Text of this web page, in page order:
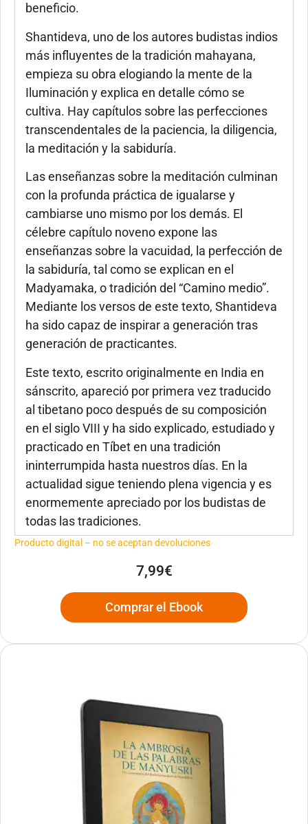
beneficio.
Shantideva, uno de los autores budistas indios
más influyentes de la tradición mahayana,
empieza su obra elogiando la mente de la
Iluminación y explica en detalle cómo se
cultiva. Hay capítulos sobre las perfecciones
transcendentales de la paciencia, la diligencia,
la meditación y la sabiduría.
Las enseñanzas sobre la meditación culminan
con la profunda práctica de igualarse y
cambiarse uno mismo por los demás. El
célebre capítulo noveno expone las
enseñanzas sobre la vacuidad, la perfección de
la sabiduría, tal como se explican en el
Madyamaka, o tradición del “Camino medio”.
Mediante los versos de este texto, Shantideva
ha sido capaz de inspirar a generación tras
generación de practicantes.
Este texto, escrito originalmente en India en
sánscrito, apareció por primera vez traducido
al tibetano poco después de su composición
en el siglo VIII y ha sido explicado, estudiado y
practicado en Tíbet en una tradición
ininterrumpida hasta nuestros días. En la
actualidad sigue teniendo plena vigencia y es
enormemente apreciado por los budistas de
todas las tradiciones.
Producto digital – no se aceptan devoluciones
7,99€
Comprar el Ebook